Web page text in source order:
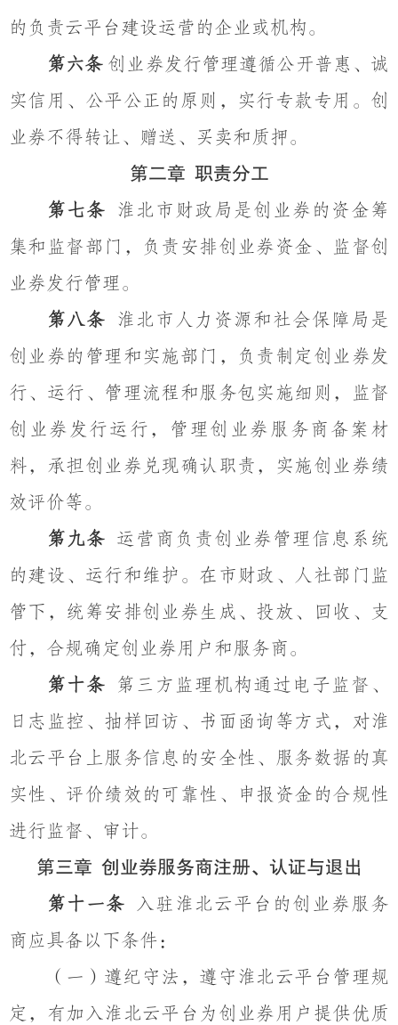
的负责云平台建设运营的企业或机构。
第六条 创业券发行管理遵循公开普惠、诚
实信用、公平公正的原则，实行专款专用。创
业券不得转让、赠送、买卖和质押。
第二章 职责分工
第七条
淮北市财政局是创业券的资金筹
集和监督部门，负责安排创业券资金、监督创
业券发行管理。
第八条
淮北市人力 资源和社会保障局是
创业券的管理和实施部门，负责制定创业券发
行、运行、管理流程和服务包实施细则，监督
创业券发行运行，管理创业券服务商备案材
料，承担创业券兑现确认职责，实施创业券绩
效评价等。
第九条 运营商负责创业券管理信息系统
的建设、运行和维护。在市财政、人社部门监
管下，统筹安排创业券生成、投放、回收、支
付，合规确定创业券用户和服务商。
第十条
第三方监理机构通过电子监督、
日志监控、抽样回访、书面函询等方式，对淮
北云平台上服务信息的安全性、服务数据的真
实性、评价绩效的可靠性、申报资金的合规性
进行监督、审计。
第三章 创业券服务商注册、认证与退出
第十一条
入驻淮北云平台的创业券服务
商应具备以下条件：
（一）遵纪守法，遵守淮北云平台管理规
定，有加入淮北云平台为创业券用户提供优质